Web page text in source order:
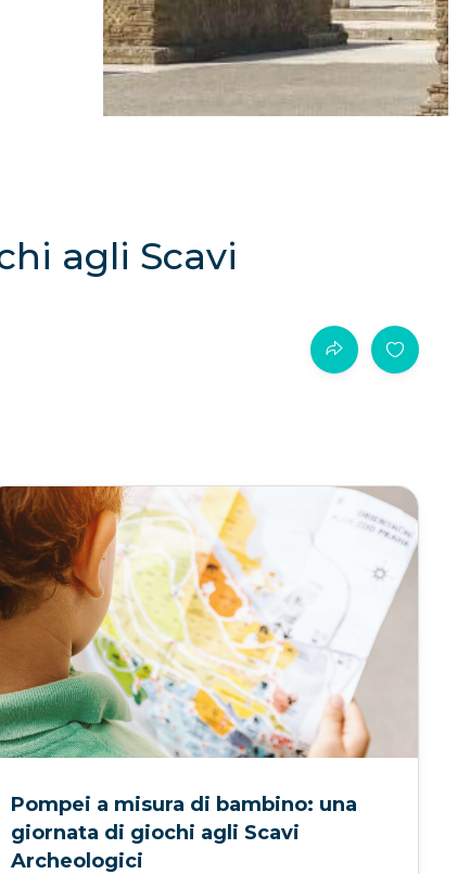
agli Scavi
Pompei a misura di bambino: una
giornata di giochi agli Scavi
Archeologici